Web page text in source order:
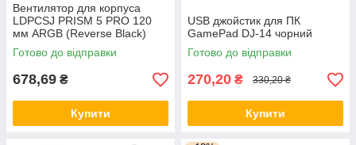
Вентилятор для корпуса
LDPCSJ PRISM 5 PRO 120
мм ARGB (Reverse Black)
Готово до відправки
678,69 ₴
Купити
USB джойстик для ПК
GamePad DJ-14 чорний
Готово до відправки
270,20 ₴ 330,20 ₴
Купити